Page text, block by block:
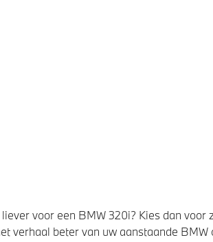
voor een BMW 320i? Kies dan
verhaal beter van uw aanstaande